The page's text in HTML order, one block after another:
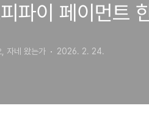
파이 페이먼트
자네 왔는가 2026. 2. 24.